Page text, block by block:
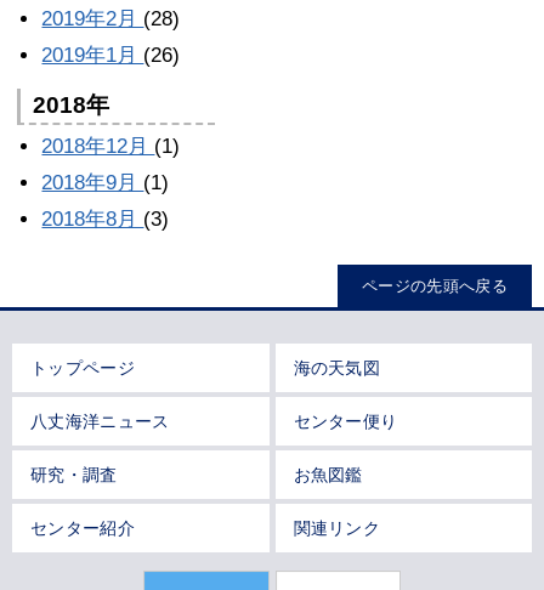
2019年2月 (28)
2019年1月 (26)
2018年
2018年12月 (1)
2018年9月 (1)
2018年8月 (3)
ページの先頭へ戻る
トップページ 海の天気図
八丈海洋ニュース センター便り
研究・調査 お魚図鑑
センター紹介 関連リンク